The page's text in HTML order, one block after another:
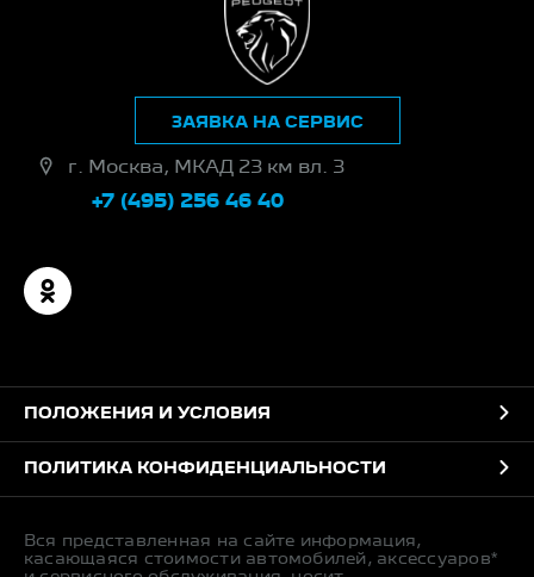
г. Москва, МКАД 23 км вл. 3
+7 (495) 256 46 40
ЗАЯВКА НА СЕРВИС
ПОЛОЖЕНИЯ И УСЛОВИЯ
ПОЛИТИКА КОНФИДЕНЦИАЛЬНОСТИ
Вся представленная на сайте информация,
касающаяся стоимости автомобилей, аксессуаров*